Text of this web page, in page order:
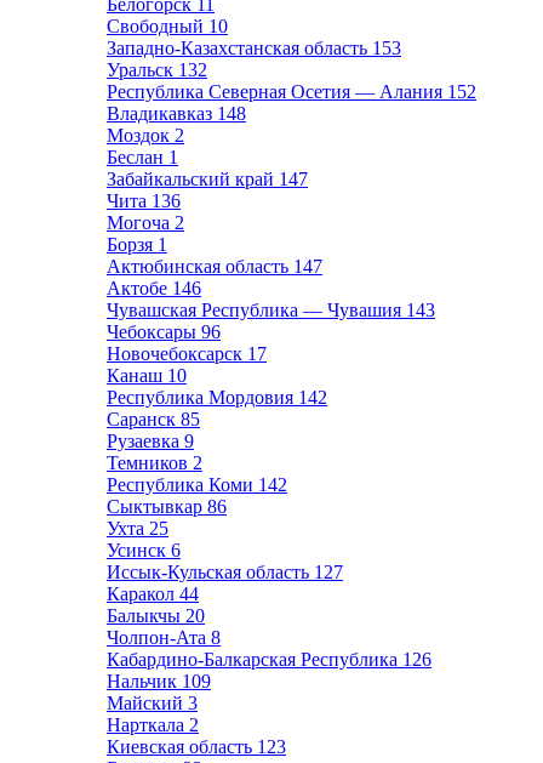
Белогорск 11
Свободный 10
Западно-Казахстанская область 153
Уральск 132
Республика Северная Осетия — Алания 152
Владикавказ 148
Моздок 2
Беслан 1
Забайкальский край 147
Чита 136
Могоча 2
Борзя 1
Актюбинская область 147
Актобе 146
Чувашская Республика — Чувашия 143
Чебоксары 96
Новочебоксарск 17
Канаш 10
Республика Мордовия 142
Саранск 85
Рузаевка 9
Темников 2
Республика Коми 142
Сыктывкар 86
Ухта 25
Усинск 6
Иссык-Кульская область 127
Каракол 44
Балыкчы 20
Чолпон-Ата 8
Кабардино-Балкарская Республика 126
Нальчик 109
Майский 3
Нарткала 2
Киевская область 123